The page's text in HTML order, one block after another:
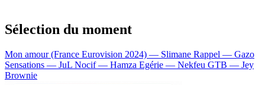
Sélection du moment
Mon amour (France Eurovision 2024) — Slimane Rappel — Gazo
Sensations — JuL Nocif — Hamza Egérie — Nekfeu GTB — Jey
Brownie